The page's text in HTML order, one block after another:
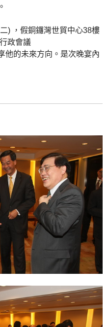
) ，假銅鑼灣世貿中心38樓
政會議
他的未來方向。是次晚宴內